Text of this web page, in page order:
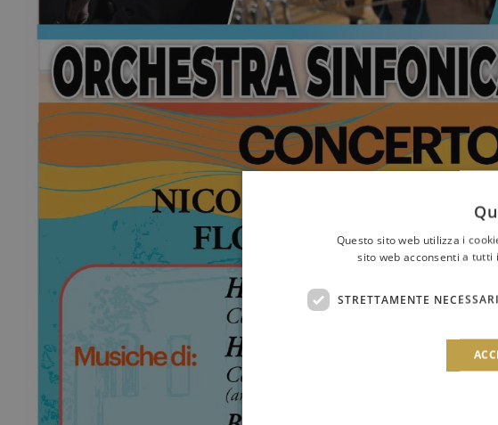
Questo sito web utilizza i
sito web acconsenti a tutti
STRETTAMENTE NECESSARI